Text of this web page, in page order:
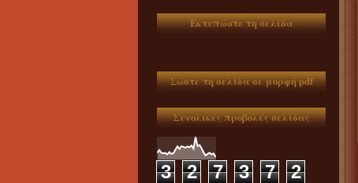
Εκτυπώστε τη σελίδα
Σώστε τη σελίδα σε μορφή pdf
Συνολικές προβολές σελίδας
3 2 7 3 7
2